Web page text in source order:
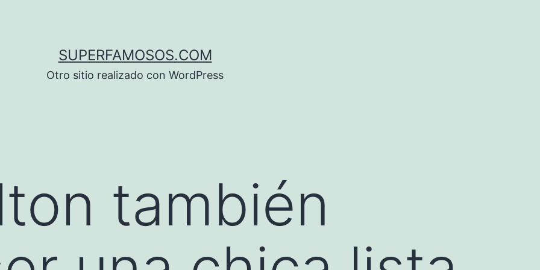
SUPERFAMOSOS.COM
Otro sitio realizado con WordPress
también